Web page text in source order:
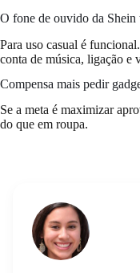
O fone de ouvido da Shein
Para uso casual é
conta de música, ligação e
Compensa mais pedir
Se a meta é maximizar
do que em roupa.